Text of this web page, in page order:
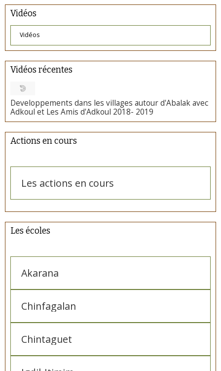
Vidéos
Vidéos
Vidéos récentes
Developpements dans les villages autour d'Abalak avec
Adkoul et Les Amis d'Adkoul 2018- 2019
Actions en cours
Les actions en cours
Les écoles
Akarana
Chinfagalan
Chintaguet